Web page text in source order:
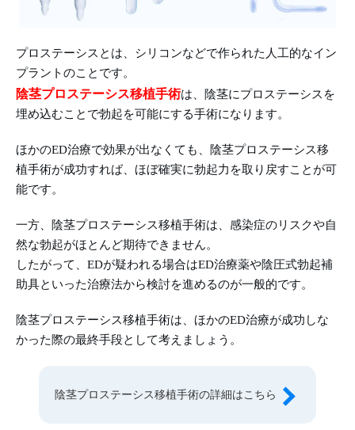
プロステーシスとは、シリコンなどで作られた人工的なイン
プラントのことです。
陰茎プロステーシス移植手術は、陰茎にプロステーシスを
埋め込むことで勃起を可能にする手術になります。
ほかのED治療で効果が出なくても、陰茎プロステーシス移
植手術が成功すれば、ほぼ確実に勃起力を取り戻すことが可
能です。
一方、陰茎プロステーシス移植手術は、感染症のリスクや自
然な勃起がほとんど期待できません。
したがって、EDが疑われる場合はED治療薬や陰圧式勃起補
助具といった治療法から検討を進めるのが一般的です。
陰茎プロステーシス移植手術は、ほかのED治療が成功しな
かった際の最終手段として考えましょう。
陰茎プロステーシス移植手術の詳細はこちら